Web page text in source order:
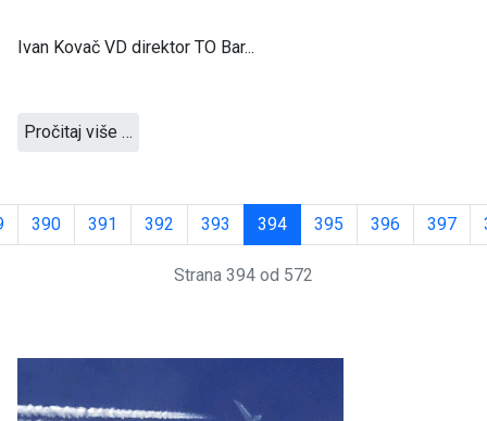
Ivan Kovač VD direktor TO Bar...
Pročitaj više …
390 391 392 393 394 395 396 397
Strana 394 od 572